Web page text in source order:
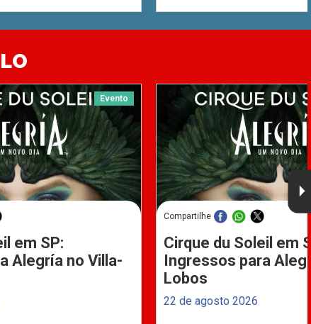
Evento
em SP:
Alegría no Villa-
Compartilhe
Cirque du Soleil em
Ingressos para
Lobos
22 de agosto 2026